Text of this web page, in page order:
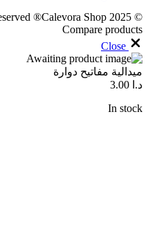
© 2025 All rights reserved ®Calevora Shop كاليفورا شوب
Compare products
Close
ميدالية مفاتيح دوارة
د.ا
In stock